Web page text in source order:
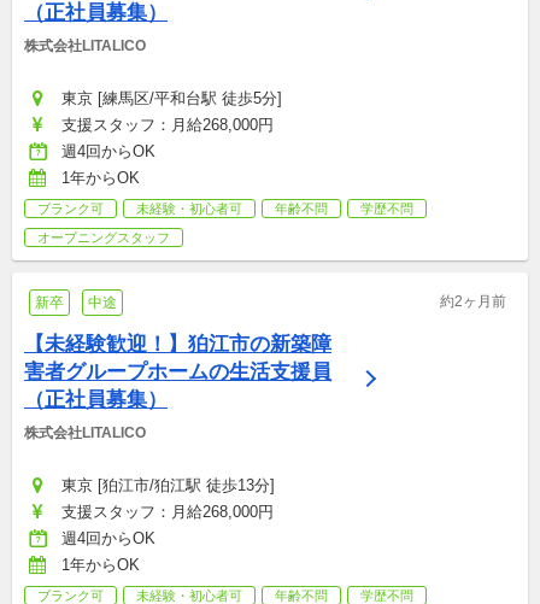
（正社員募集）
株式会社LITALICO
東京 [練馬区/平和台駅 徒歩5分]
支援スタッフ：月給268,000円
週4回からOK
1年からOK
ブランク可 未経験・初心者可 年齢不問
学歴不問
オープニングスタッフ
新卒 中途 約2ヶ月前
【未経験歓迎！】狛江市の新築障
害者グループホームの生活支援員
（正社員募集）
株式会社LITALICO
東京 [狛江市/狛江駅 徒歩13分]
支援スタッフ：月給268,000円
週4回からOK
1年からOK
ブランク可 未経験・初心者可 年齢不問 学歴不問